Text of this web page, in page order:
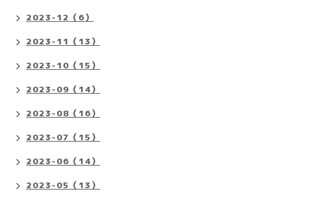
2023-12（6）
2023-11（13）
2023-10（15）
2023-09（14）
2023-08（16）
2023-07（15）
2023-06（14）
2023-05（13）